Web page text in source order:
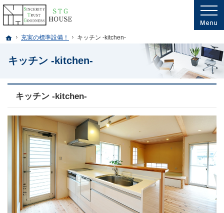
ホーム
充実の標準設備！ キッチン -kitchen-
キッチン -kitchen-
プロの目線からご提案。千葉県市川市・船橋市・鎌ヶ谷市・松戸市の注文住宅・
千葉県市川市・船橋市・鎌ヶ谷市・松戸市・埼玉南部の新築・注文住宅・新築戸
キッチン -kitchen-